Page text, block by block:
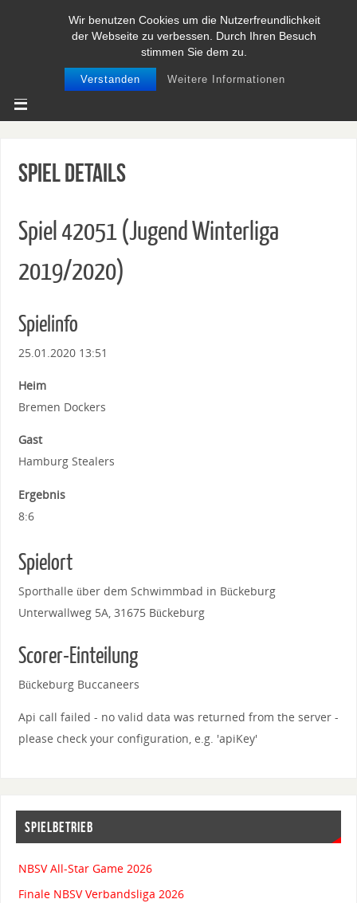
Wir benutzen Cookies um die Nutzerfreundlichkeit
der Webseite zu verbessen. Durch Ihren Besuch
stimmen Sie dem zu.
Verstanden Weitere Informationen
BASEBALL UND SOFTBALL IN
NIEDERSACHSEN
Spiel Details
Spiel 42051 (Jugend Winterliga
2019/2020)
Spielinfo
25.01.2020 13:51
Heim
Bremen Dockers
Gast
Hamburg Stealers
Ergebnis
8:6
Spielort
Sporthalle über dem Schwimmbad in Bückeburg
Unterwallweg 5A, 31675 Bückeburg
Scorer-Einteilung
Bückeburg Buccaneers
Api call failed - no valid data was returned from the server -
please check your configuration, e.g. 'apiKey'
SPIELBETRIEB
NBSV All-Star Game 2026
Finale NBSV Verbandsliga 2026